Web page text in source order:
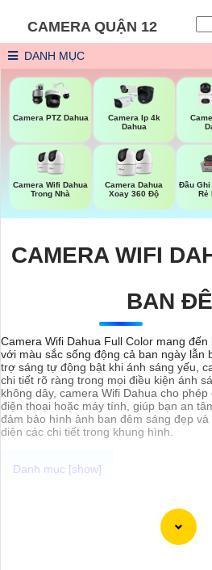
CAMERA QUẬN 12
DANH MỤC
Camera PTZ Dahua
Camera Ip 4k
Dahua
Camera Wifi Dahua
Trong Nhà
Camera Dahua
Xoay 360 Độ
Đầu Ghi
Rẻ
CAMERA WIFI
BAN
Camera Wifi Dahua Full Color mang
với màu sắc sống động cả ban ngày lẫn
trợ sáng tự động bật khi ánh sáng yếu,
chi tiết rõ ràng trong mọi điều kiện ánh
không dây, camera Wifi Dahua cho
điện thoại hoặc máy tính, giúp bạn an
đảm bảo hình ảnh ban đêm sáng đẹp
diện các chi tiết trong khung hình.
Camera công nghệ TiOC là một loại
được trang bị công nghệ TiOC (Thermal
Classification). Được thiết kế để cung
lượng cao trong mọi điều kiện ánh sáng,